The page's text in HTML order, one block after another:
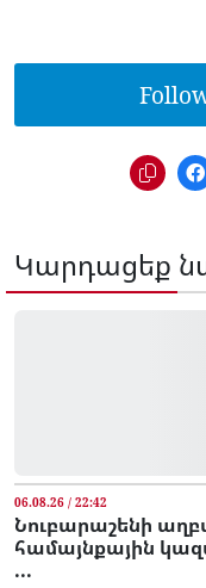
Կարդացեք
06.08.26 / 22:42
Նուբարաշենի
համայնքային
...